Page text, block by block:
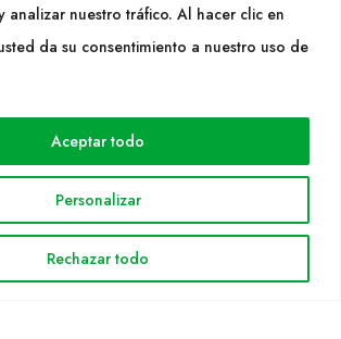
analizar nuestro tráfico. Al hacer clic en
da su consentimiento a nuestro uso de
Personalizar
Rechazar todo
Aceptar todo
LEGAL